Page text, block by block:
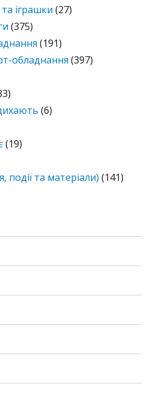
та іграшки (27)
(375)
(191)
обладнання (397)
(6)
(19)
події та матеріали) (141)